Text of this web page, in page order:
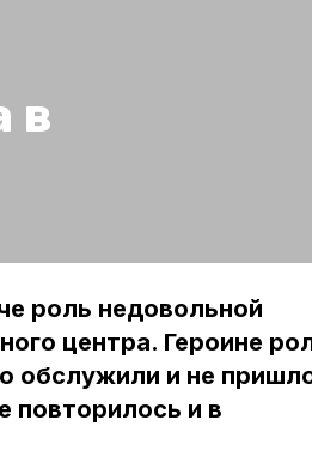
в
роль недовольной
центра. Героине
обслужили и не
повторилось и в